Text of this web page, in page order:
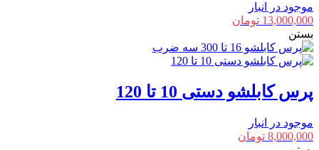
موجود در انبار
13,000,000 تومان
بستن
پرس کابلشو دستی 10 تا 120
موجود در انبار
8,000,000 تومان